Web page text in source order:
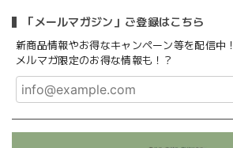
「メールマガジン」ご登録はこちら
新商品情報やお得なキャンペーン等を配信中！
メルマガ限定のお得な情報も！？